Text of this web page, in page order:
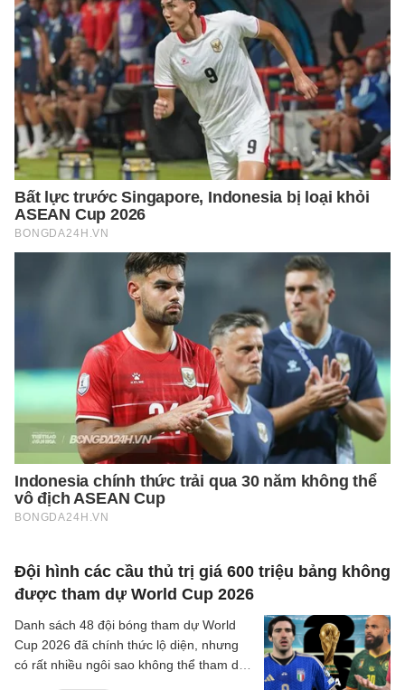
Đội hình các cầu thủ trị giá 600 triệu bảng không
được tham dự World Cup 2026
Danh sách 48 đội bóng tham dự World
Cup 2026 đã chính thức lộ diện, nhưng
có rất nhiều ngôi sao không thể tham dự